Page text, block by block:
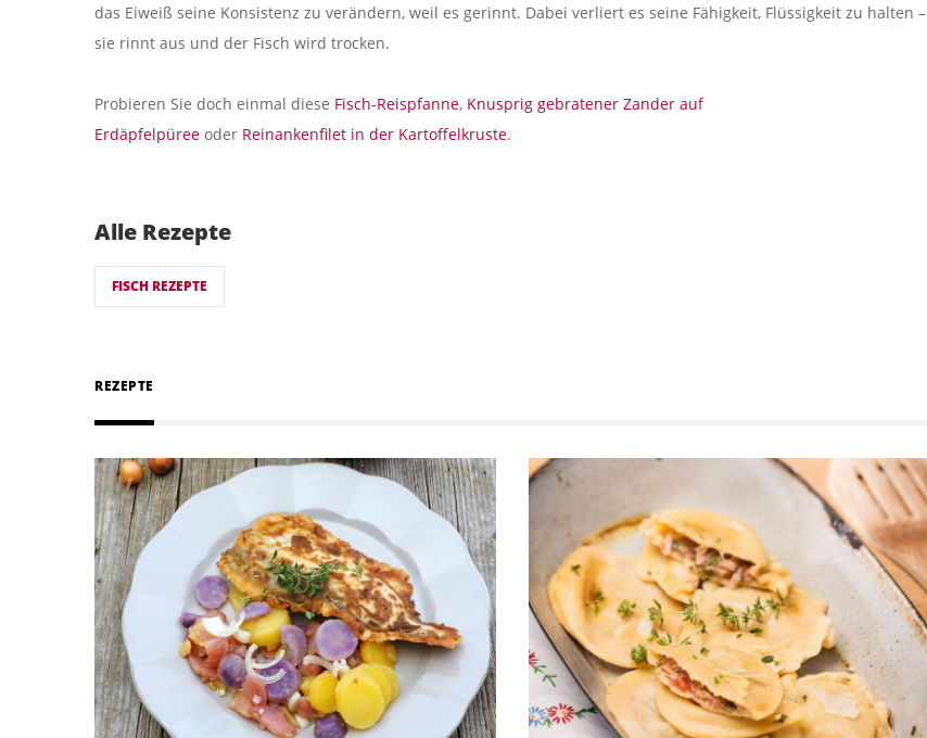
das Eiweiß seine Konsistenz zu verändern, weil es gerinnt. Dabei verliert es seine Fähigkeit, Flüssigkeit zu halten –
sie rinnt aus und der Fisch wird trocken.
Probieren Sie doch einmal diese Fisch-Reispfanne, Knusprig gebratener Zander auf
Erdäpfelpüree oder Reinankenfilet in der Kartoffelkruste.
Alle Rezepte
FISCH REZEPTE
REZEPTE